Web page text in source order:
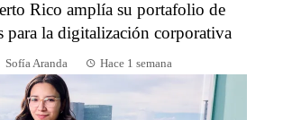
Rico amplía su portafolio de
para la digitalización corporativa
Sofía Aranda Hace 1 semana